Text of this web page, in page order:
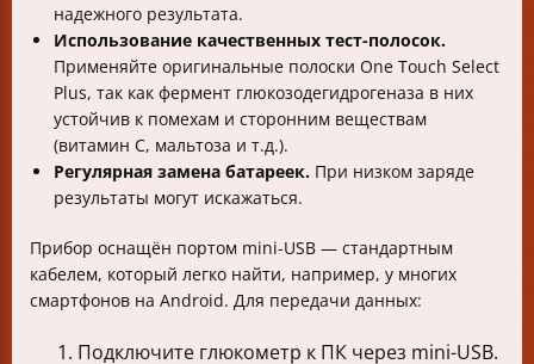
надежного результата.
Использование качественных тест-полосок.
Применяйте оригинальные полоски One Touch Select
Plus, так как фермент глюкозодегидрогеназа в них
устойчив к помехам и сторонним веществам
(витамин С, мальтоза и т.д.).
Регулярная замена батареек. При низком заряде
результаты могут искажаться.
Прибор оснащён портом mini-USB — стандартным
кабелем, который легко найти, например, у многих
смартфонов на Android. Для передачи данных:
Подключите глюкометр к ПК через mini-USB.